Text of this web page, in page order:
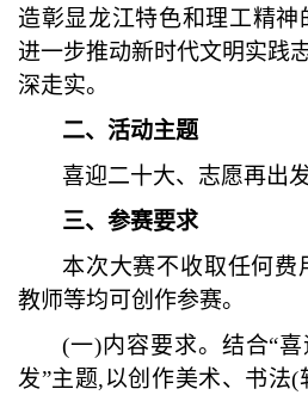
造彰显龙江特色和理工精神
进一步推动新时代文明实践
深走实。
二、 活动主题
喜迎二十大、志愿再出
三、 参赛要求
本次大赛不收取任何费
教师等均可创作参赛。
(一)内容要求。结合“
发”主题,以创作美术、书法